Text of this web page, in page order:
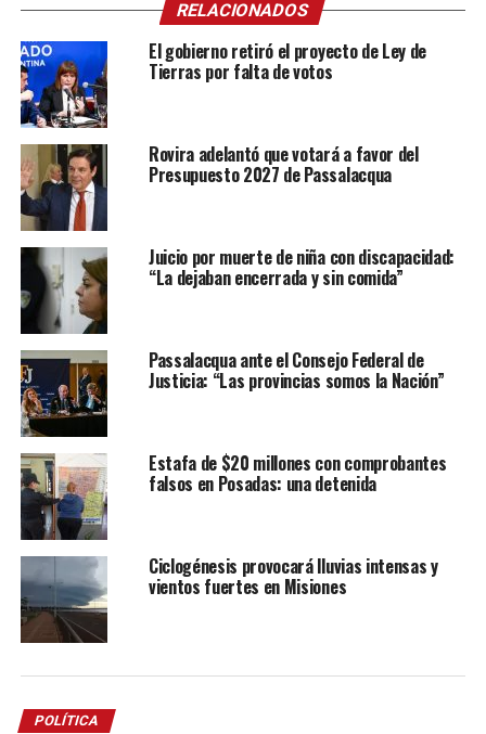
RELACIONADOS
El gobierno retiró el proyecto de Ley de
Tierras por falta de votos
Rovira adelantó que votará a favor del
Presupuesto 2027 de Passalacqua
Juicio por muerte de niña con discapacidad:
“La dejaban encerrada y sin comida”
Passalacqua ante el Consejo Federal de
Justicia: “Las provincias somos la Nación”
Estafa de $20 millones con comprobantes
falsos en Posadas: una detenida
Ciclogénesis provocará lluvias intensas y
vientos fuertes en Misiones
POLÍTICA